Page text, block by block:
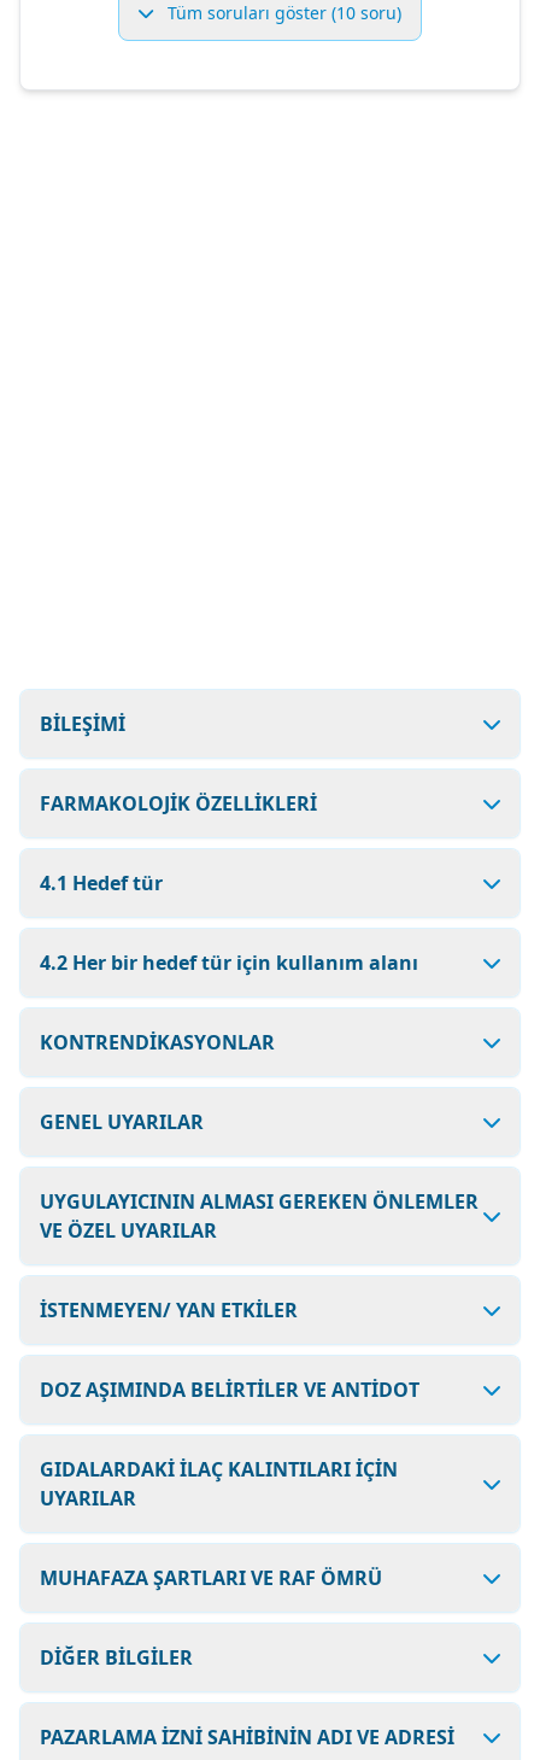
Tüm soruları göster (10 soru)
BİLEŞİMİ
FARMAKOLOJİK ÖZELLİKLERİ
4.1 Hedef tür
4.2 Her bir hedef tür için kullanım alanı
KONTRENDİKASYONLAR
GENEL UYARILAR
UYGULAYICININ ALMASI GEREKEN ÖNLEMLER
VE ÖZEL UYARILAR
İSTENMEYEN/ YAN ETKİLER
DOZ AŞIMINDA BELİRTİLER VE ANTİDOT
GIDALARDAKİ İLAÇ KALINTILARI İÇİN
UYARILAR
MUHAFAZA ŞARTLARI VE RAF ÖMRÜ
DİĞER BİLGİLER
PAZARLAMA İZNİ SAHİBİNİN ADI VE ADRESİ